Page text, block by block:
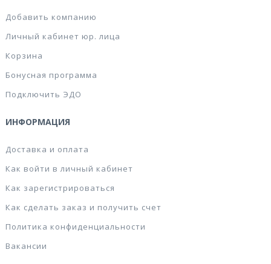
Добавить компанию
Личный кабинет юр. лица
Корзина
Бонусная программа
Подключить ЭДО
ИНФОРМАЦИЯ
Доставка и оплата
Как войти в личный кабинет
Как зарегистрироваться
Как сделать заказ и получить счет
Политика конфиденциальности
Вакансии